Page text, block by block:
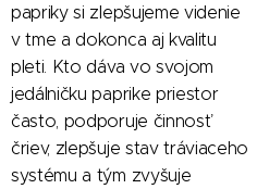
papriky si zlepšujeme videnie
v tme a dokonca aj kvalitu
pleti. Kto dáva vo svojom
jedálničku paprike priestor
často, podporuje činnosť
čriev, zlepšuje stav tráviaceho
systému a tým zvyšuje